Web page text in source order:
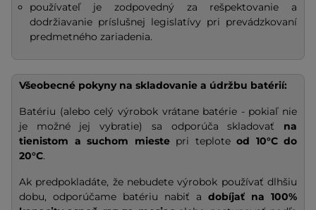
používateľ je zodpovedný za rešpektovanie a
dodržiavanie príslušnej legislatívy pri prevádzkovaní
predmetného zariadenia.
Všeobecné pokyny na skladovanie a údržbu batérií:
Batériu (alebo celý výrobok vrátane batérie - pokiaľ nie
je možné jej vybratie) sa odporúča skladovať na
tienistom a suchom miestepri teplote od 10°C do
20°C.
Ak predpokladáte, že nebudete výrobok používať dlhšiu
dobu, odporúčame batériu nabiť a dobíjať na 100%